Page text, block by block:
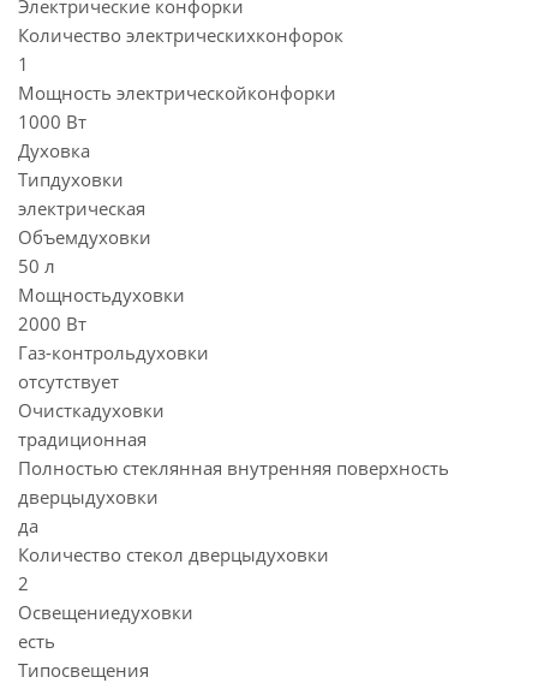
Электрические конфорки
Количество электрическихконфорок
1
Мощность электрическойконфорки
1000 Вт
Духовка
Типдуховки
электрическая
Объемдуховки
50 л
Мощностьдуховки
2000 Вт
Газ-контрольдуховки
отсутствует
Очисткадуховки
традиционная
Полностью стеклянная внутренняя поверхность
дверцыдуховки
да
Количество стекол дверцыдуховки
2
Освещениедуховки
есть
Типосвещения